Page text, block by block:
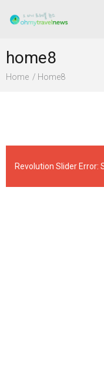
home8
Home Home8
Revolution Slider Error: